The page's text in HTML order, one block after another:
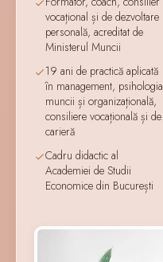
vocațional și de dezvoltare
personală, acreditat de
Ministerul Muncii
19 ani de practică aplicată
în management, psihologia
muncii și organizațională,
consiliere vocațională și de
carieră
Cadru didactic al
Academiei de Studii
Economice din București